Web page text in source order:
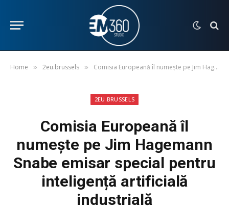
Home » 2eu.brussels » Comisia Europeană îl numește pe Jim Hagemann Snabe emisar special pentru inteligență artificială industrială
2EU.BRUSSELS
Comisia Europeană îl
numește pe Jim Hagemann
Snabe emisar special pentru
inteligență artificială
industrială